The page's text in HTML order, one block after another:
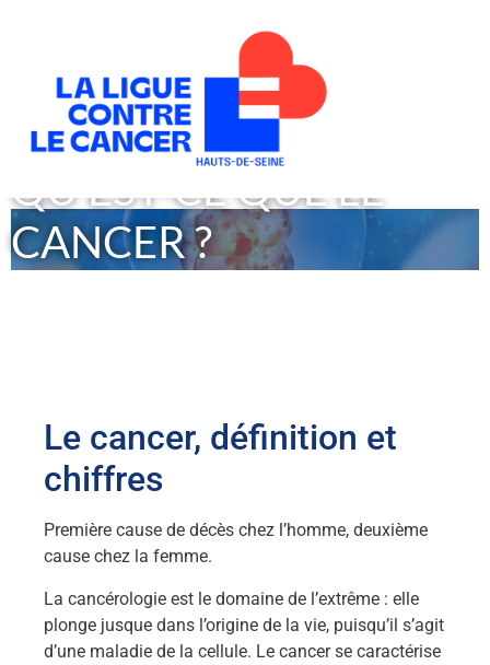
QU'EST-CE QUE LE
CANCER ?
Le cancer, définition et
chiffres
Première cause de décès chez l’homme, deuxième
cause chez la femme.
La cancérologie est le domaine de l’extrême : elle
plonge jusque dans l’origine de la vie, puisqu’il s’agit
d’une maladie de la cellule. Le cancer se caractérise